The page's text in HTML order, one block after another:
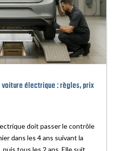
électrique : règles, prix
doit passer le contrôle
dans les 4 ans suivant la